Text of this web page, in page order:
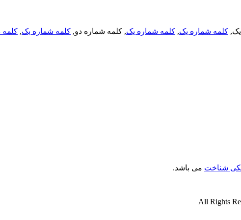
کلمه شماره یک, کلمه شماره یک, کلمه شماره دو, کلمه شماره یک, کلمه
شناخت می باشد.